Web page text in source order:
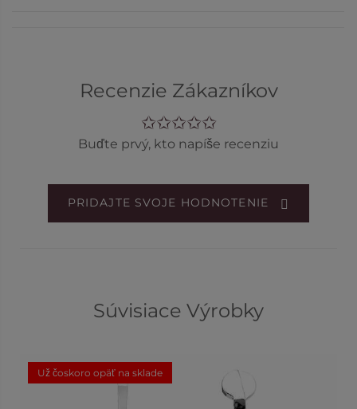
Recenzie Zákazníkov
Buďte prvý, kto napíše recenziu
PRIDAJTE SVOJE HODNOTENIE
Súvisiace Výrobky
Už čoskoro opäť na sklade